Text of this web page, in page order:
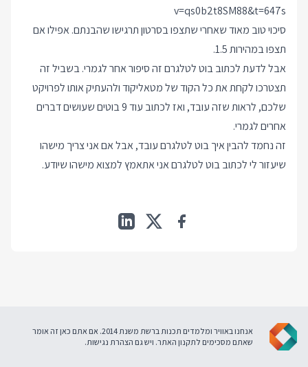
v=qs0b2t8SM88&t=647s
סיכוי טוב מאוד שאחרי שתצפו בסרטון תרגישו שהבנתם. אפילו אם
תצפו במהירות 1.5.
אבל לדעת לכתוב בוט לטלגרם זה סיפור אחר לגמרי. בשביל זה
תצטרכו לקחת את כל הקוד של מטאליקוד ולהעתיק אותו לפרויקט
שלכם, לראות שזה עובד, ואז לכתוב עוד 9 בוטים שעושים דברים
אחרים לגמרי.
זה נחמד להבין איך בוט לטלגרם עובד, אבל אם אני צריך מישהו
שיעזור לי לכתוב בוט לטלגרם אני אתאמץ למצוא מישהו שיודע.
אנחנו באוויר ומלמדים תכנות ברשת משנת 2014. אם אתם כאן זה אומר
שאתם מסכימים לתקנון האתר. ויש גם הצהרת נגישות.